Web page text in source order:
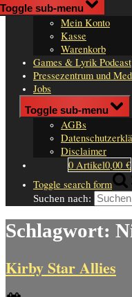
Shop
Toggle sub-menu
Mein Konto
Kasse
Warenkorb
Games & Lyrik Podcast
Pressezentrum und
Jobs
Impressum
Toggle sub-menu
AGBs
Disclaimer
0 Artikel0,00 €
Toggle search form
Suchen nach:
Schlagwort:
Kirby Star Allies